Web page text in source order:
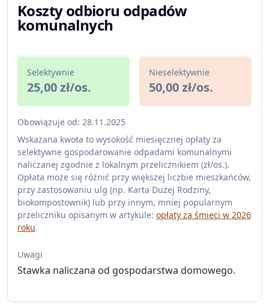
Koszty odbioru odpadów
komunalnych
Selektywnie
25,00 zł/os.
Nieselektywnie
50,00 zł/os.
Obowiązuje od: 28.11.2025
Wskazana kwota to wysokość miesięcznej opłaty za
selektywne gospodarowanie odpadami komunalnymi
naliczanej zgodnie z lokalnym przelicznikiem (zł/os.).
Opłata może się różnić przy większej liczbie mieszkańców,
przy zastosowaniu ulg (np. Karta Dużej Rodziny,
biokompostownik) lub przy innym, mniej popularnym
przeliczniku opisanym w artykule: opłaty za śmieci w 2026
roku.
Uwagi
Stawka naliczana od gospodarstwa domowego.